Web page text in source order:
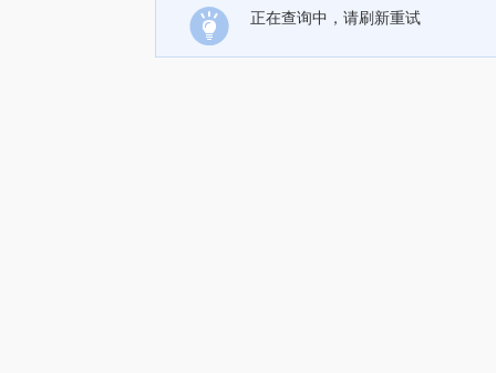
正在查询中，请刷新重试